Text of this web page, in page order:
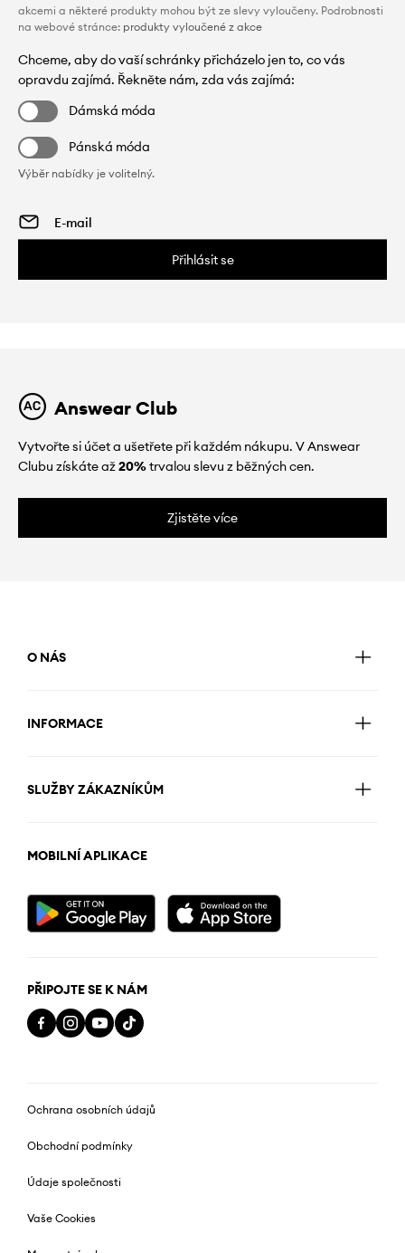
akcemi a některé produkty mohou být ze slevy vyloučeny. Podrobnosti
na webové stránce: produkty vyloučené z akce
Chceme, aby do vaší schránky přicházelo jen to, co vás
opravdu zajímá. Řekněte nám, zda vás zajímá:
Dámská móda
Pánská móda
Výběr nabídky je volitelný.
Přihlásit se
Answear Club
Vytvořte si účet a ušetřete při každém nákupu. V Answear
Clubu získáte až20%trvalou slevu z běžných cen.
Zjistěte více
O NÁS
INFORMACE
SLUŽBY ZÁKAZNÍKŮM
MOBILNÍ APLIKACE
PŘIPOJTE SE K NÁM
Ochrana osobních údajů
Obchodní podmínky
Údaje společnosti
Vaše Cookies